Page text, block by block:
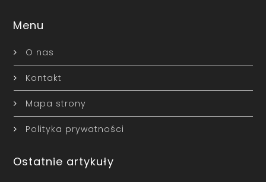
Menu
O nas
Kontakt
Mapa strony
Polityka prywatności
Ostatnie artykuły